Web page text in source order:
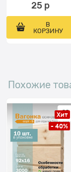
25 р
В
КОРЗИНУ
Похожие
Хит
- 40%